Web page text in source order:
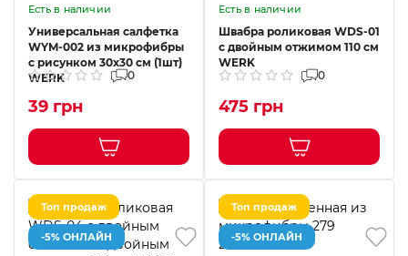
Есть в наличии
Универсальная салфетка
WYM-002 из микрофибры
с рисунком 30х30 см (1шт)
WERK
0
39 грн
Есть в наличии
Швабра роликовая WDS-01
с двойным отжимом 110 см
WERK
0
475 грн
Топ продаж
-5% ОНЛАЙН
Топ продаж
-5% ОНЛАЙН